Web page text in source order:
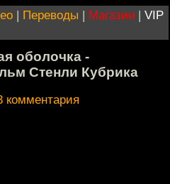
| Переводы | Магазин | VIP
оболочка -
Стенли Кубрика
комментария